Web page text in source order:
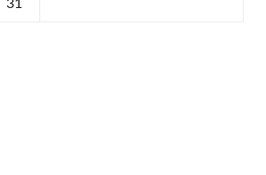
31